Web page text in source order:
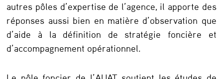
t
i
q
autres pôles d’expertise de l’agence, il apporte des
réponses aussi bien en matière d’observation que
d’aide à la définition de stratégie foncière et
d’accompagnement opérationnel.